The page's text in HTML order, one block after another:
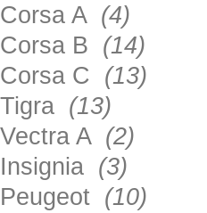
Corsa A (4)
Corsa B (14)
Corsa C (13)
Tigra (13)
Vectra A (2)
Insignia (3)
Peugeot (10)